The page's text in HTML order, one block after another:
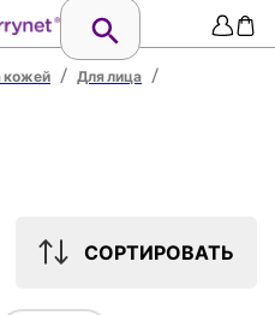
кожей / Для лица /
СОРТИРОВАТЬ